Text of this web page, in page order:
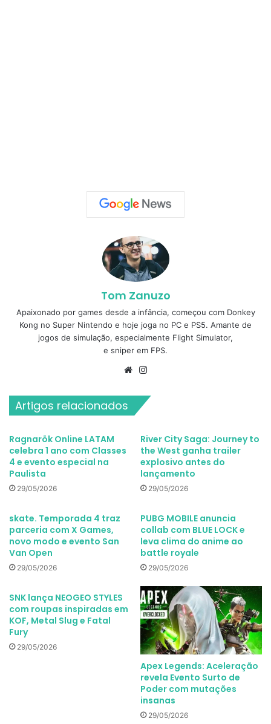
Tom Zanuzo
Apaixonado por games desde a infância, começou com Donkey
Kong no Super Nintendo e hoje joga no PC e PS5. Amante de
jogos de simulação, especialmente Flight Simulator,
e sniper em FPS.
Website
Artigos relacionados
Ragnarök Online LATAM
celebra 1 ano com Classes
4 e evento especial na
Paulista
29/05/2026
River City Saga: Journey to
the West ganha trailer
explosivo antes do
lançamento
29/05/2026
skate. Temporada 4 traz
parceria com X Games,
novo modo e evento San
Van Open
29/05/2026
PUBG MOBILE anuncia
collab com BLUE LOCK e
leva clima do anime ao
battle royale
29/05/2026
SNK lança NEOGEO STYLES
com roupas inspiradas em
KOF, Metal Slug e Fatal
Fury
29/05/2026
Apex Legends: Aceleração
revela Evento Surto de
Poder com mutações
insanas
29/05/2026